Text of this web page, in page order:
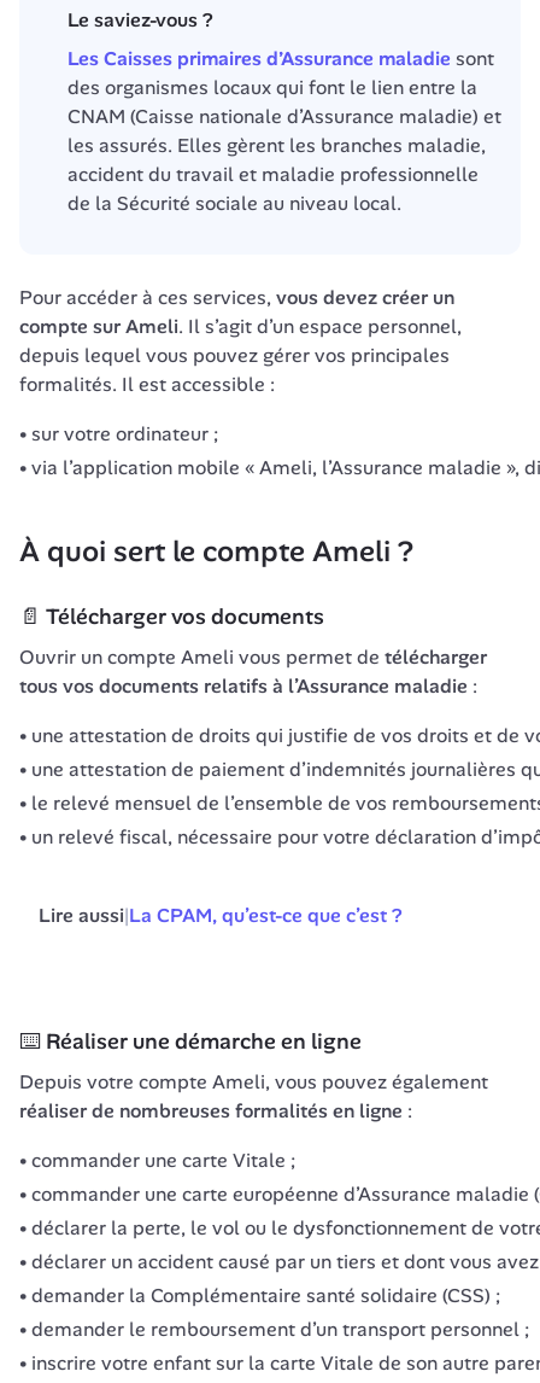
Le saviez-vous ?
Les Caisses primaires d’Assurance maladie sont
des organismes locaux qui font le lien entre la
CNAM (Caisse nationale d’Assurance maladie) et
les assurés. Elles gèrent les branches maladie,
accident du travail et maladie professionnelle
de la Sécurité sociale au niveau local.
Pour accéder à ces services, vous devez créer un
compte sur Ameli. Il s’agit d’un espace personnel,
depuis lequel vous pouvez gérer vos principales
formalités. Il est accessible :
sur votre ordinateur ;
via l’application mobile « Ameli, l’Assurance maladie »,
À quoi sert le compte Ameli ?
📄 Télécharger vos documents
Ouvrir un compte Ameli vous permet de télécharger
tous vos documents relatifs à l’Assurance maladie :
une attestation de droits qui justifie de vos droits et de
une attestation de paiement d’indemnités journalières
le relevé mensuel de l’ensemble de vos
un relevé fiscal, nécessaire pour votre déclaration
Lire aussi|La CPAM, qu’est-ce que c’est ?
⌨️ Réaliser une démarche en ligne
réaliser de nombreuses formalités en ligne :
commander une carte Vitale ;
commander une carte européenne d’Assurance maladie
déclarer la perte, le vol ou le dysfonctionnement de
déclarer un accident causé par un tiers et dont vous
demander la Complémentaire santé solidaire (CSS) ;
demander le remboursement d’un transport personnel ;
inscrire votre enfant sur la carte Vitale de son autre